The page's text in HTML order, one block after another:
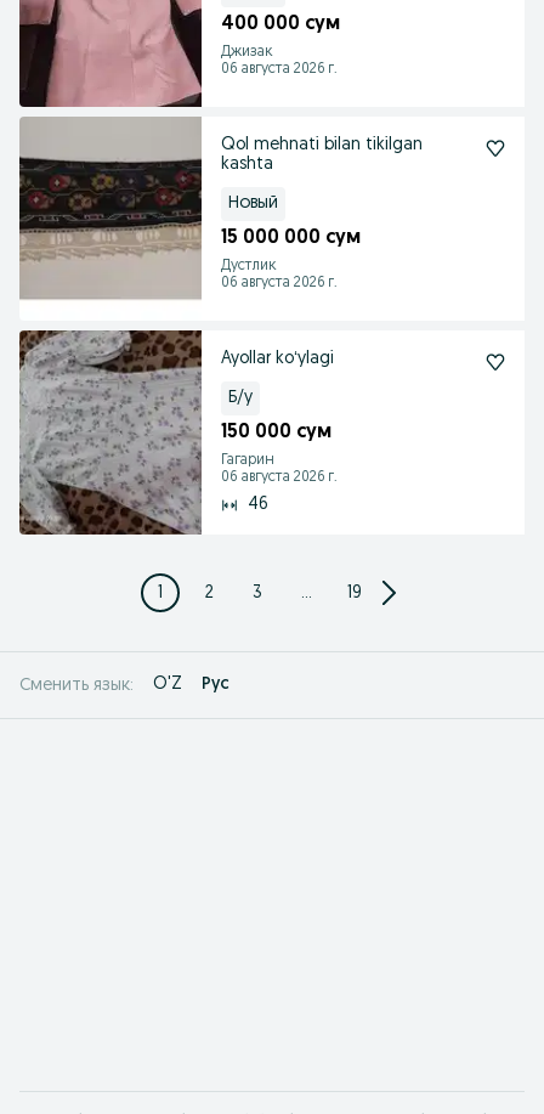
400 000 сум
Джизак
06 августа 2026 г.
Qol mehnati bilan tikilgan
kashta
Новый
15 000 000 сум
Дустлик
06 августа 2026 г.
Ayollar koʻylagi
Б/у
150 000 сум
Гагарин
06 августа 2026 г.
46
1 2 3 ... 19
Сменить язык: O'Z Рус